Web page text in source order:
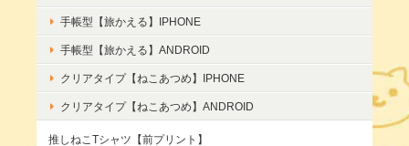
手帳型【旅かえる】IPHONE
手帳型【旅かえる】ANDROID
クリアタイプ【ねこあつめ】IPHONE
クリアタイプ【ねこあつめ】ANDROID
推しねこTシャツ【前プリント】